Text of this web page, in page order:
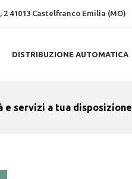
2 41013 Castelfranco Emilia (MO)
DISTRIBUZIONE AUTOMATICA
e servizi a tua disposizione